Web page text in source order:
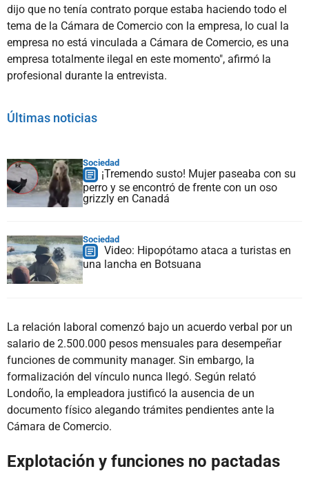
dijo que no tenía contrato porque estaba haciendo todo el
tema de la Cámara de Comercio con la empresa, lo cual la
empresa no está vinculada a Cámara de Comercio, es una
empresa totalmente ilegal en este momento", afirmó la
profesional durante la entrevista.
Últimas noticias
Sociedad
¡Tremendo susto! Mujer paseaba con su
perro y se encontró de frente con un oso
grizzly en Canadá
Sociedad
Video: Hipopótamo ataca a turistas en
una lancha en Botsuana
La relación laboral comenzó bajo un acuerdo verbal por un
salario de 2.500.000 pesos mensuales para desempeñar
funciones de community manager. Sin embargo, la
formalización del vínculo nunca llegó. Según relató
Londoño, la empleadora justificó la ausencia de un
documento físico alegando trámites pendientes ante la
Cámara de Comercio.
Explotación y funciones no pactadas